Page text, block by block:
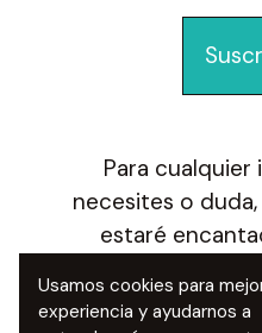
Para
necesites o
estaré
Usamos cookies para
experiencia y ayudarnos a